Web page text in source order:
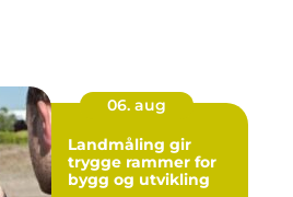
06. aug
Landmåling gir
trygge rammer for
bygg og utvikling